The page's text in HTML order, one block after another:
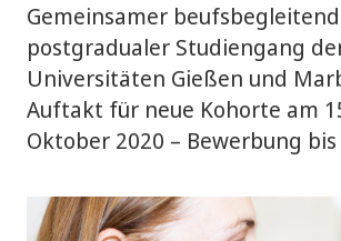
Gemeinsamer
postgradualer Studiengang
Universitäten Gießen und
Auftakt für neue Kohorte am
Oktober 2020 – Bewerbung bis